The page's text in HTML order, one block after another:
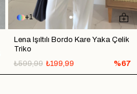
1
Lena Işıltılı Bordo Kare Yaka Çelik
Triko
₺199,99
₺599,99 %67